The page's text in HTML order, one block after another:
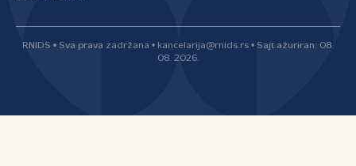
RNIDS • Sva prava zadržana • kancelarija@rnids.rs • Sajt ažuriran: 08.
08. 2026.